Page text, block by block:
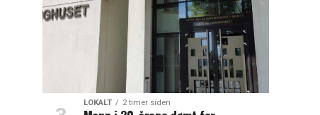
LOKALT 2 timer siden